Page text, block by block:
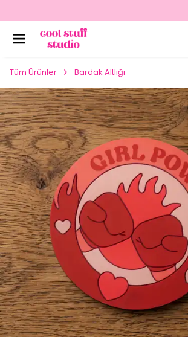
Tüm Ürünler Bardak Altlığı